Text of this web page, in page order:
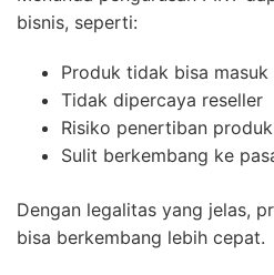
bisnis, seperti:
Produk tidak bisa
Tidak dipercaya reseller
Risiko penertiban produk
Sulit berkembang ke
Dengan legalitas yang jelas,
bisa berkembang lebih cepat.